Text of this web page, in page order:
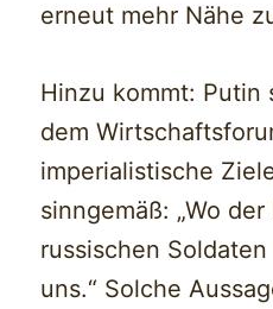
erneut mehr Nähe
Hinzu kommt: Putin
dem
imperialistische
sinngemäß: „Wo
russischen
uns.“ Solche